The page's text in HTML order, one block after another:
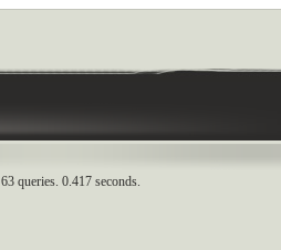
63 queries. 0.417 seconds.